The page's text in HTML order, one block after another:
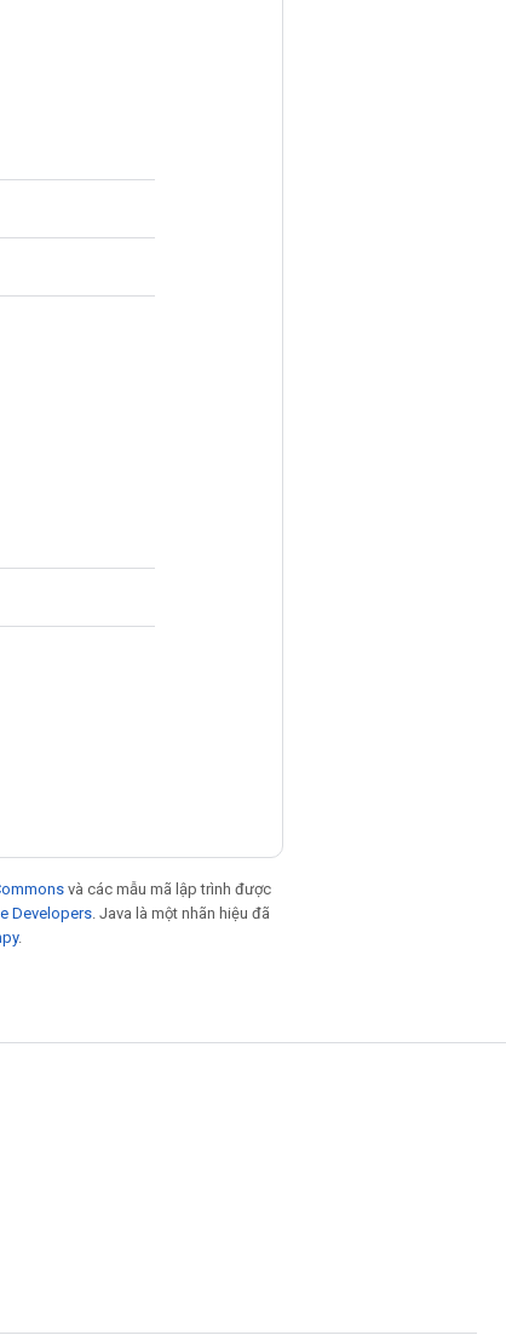
và các mẫu mã lập trình được
Developers . Java là một nhãn hiệu đã
.